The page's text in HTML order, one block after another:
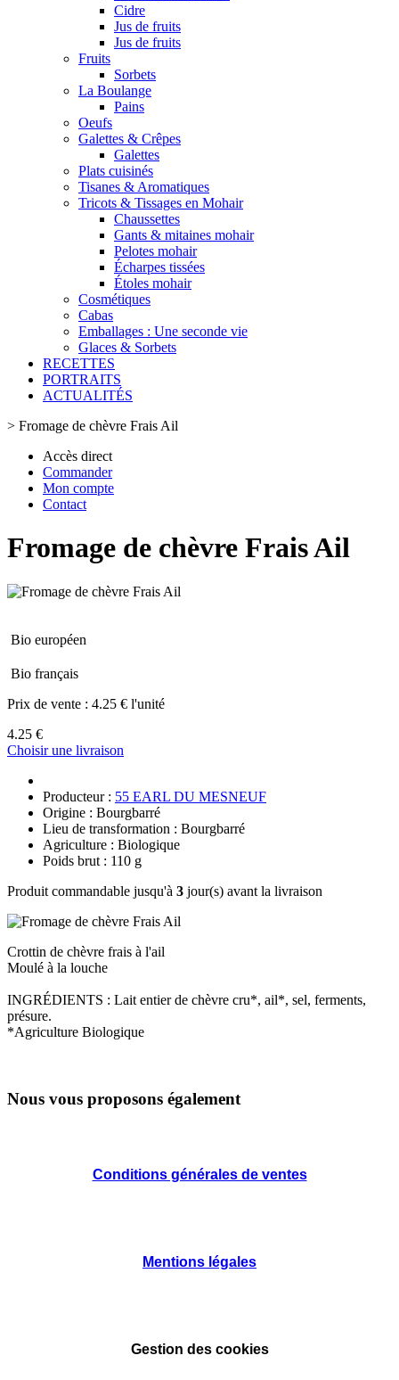
Cidre
Jus de fruits
Jus de fruits
Fruits
Sorbets
La Boulange
Pains
Oeufs
Galettes & Crêpes
Galettes
Plats cuisinés
Tisanes & Aromatiques
Tricots & Tissages en Mohair
Chaussettes
Gants & mitaines mohair
Pelotes mohair
Écharpes tissées
Étoles mohair
Cosmétiques
Cabas
Emballages : Une seconde vie
Glaces & Sorbets
RECETTES
PORTRAITS
ACTUALITÉS
> Fromage de chèvre Frais Ail
Accès direct
Commander
Mon compte
Contact
Fromage de chèvre Frais Ail
Bio européen
Bio français
Prix de vente : 4.25 € l'unité
4.25 €
Choisir une livraison
Producteur : 55 EARL DU MESNEUF
Origine : Bourgbarré
Lieu de transformation : Bourgbarré
Agriculture : Biologique
Poids brut : 110 g
Produit commandable jusqu'à 3 jour(s) avant la livraison
Crottin de chèvre frais à l'ail
Moulé à la louche
INGRÉDIENTS : Lait entier de chèvre cru*, ail*, sel, ferments,
présure.
*Agriculture Biologique
Nous vous proposons également
Conditions générales de ventes
Mentions légales
Gestion des cookies